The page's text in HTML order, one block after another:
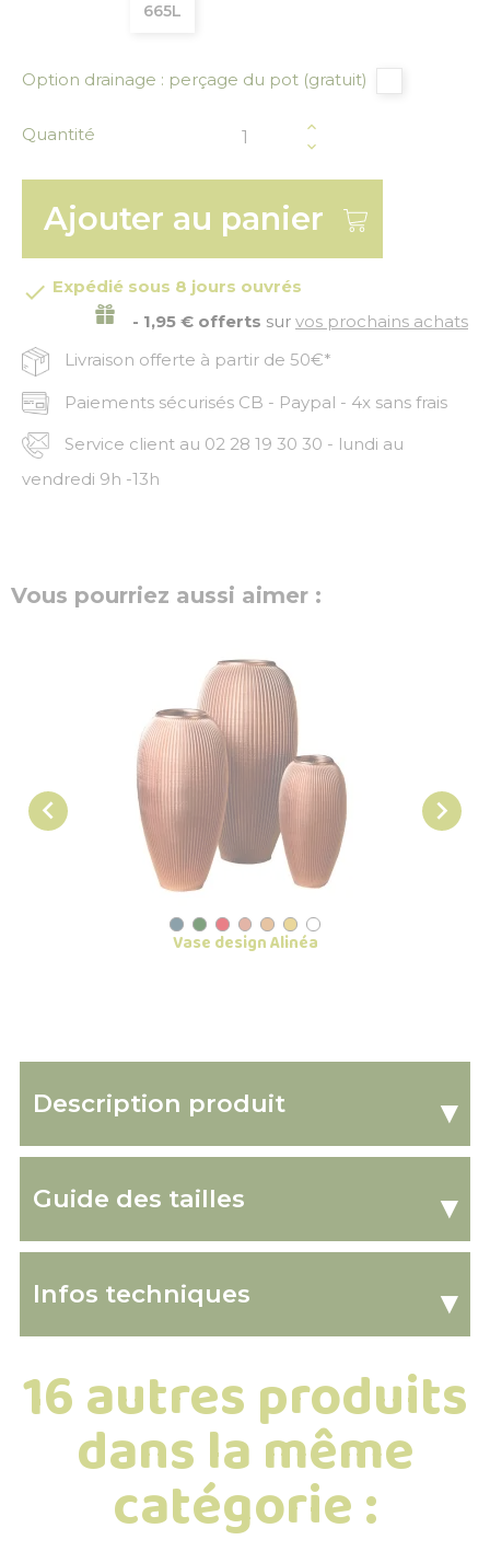
665L
Option drainage : perçage du pot (gratuit)
Quantité
Ajouter au panier
 Expédié sous 8 jours ouvrés
- 1,95 € offerts sur vos prochains achats
Livraison offerte à partir de 50€*
Paiements sécurisés CB - Paypal - 4x sans frais
Service client au 02 28 19 30 30 - lundi au
vendredi 9h -13h
Vous pourriez aussi aimer :

Vase design Alinéa

Description produit ▾
Guide des tailles ▾
Infos techniques ▾
16 autres produits
dans la même
catégorie :